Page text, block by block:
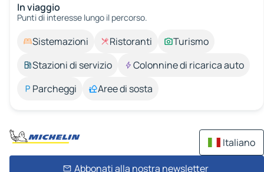
In viaggio
Punti di interesse lungo il percorso.
Sistemazioni Ristoranti
Turismo
Stazioni di servizio
Colonnine di ricarica auto
Parcheggi
Aree di sosta
Italiano
Abbonati alla nostra newsletter